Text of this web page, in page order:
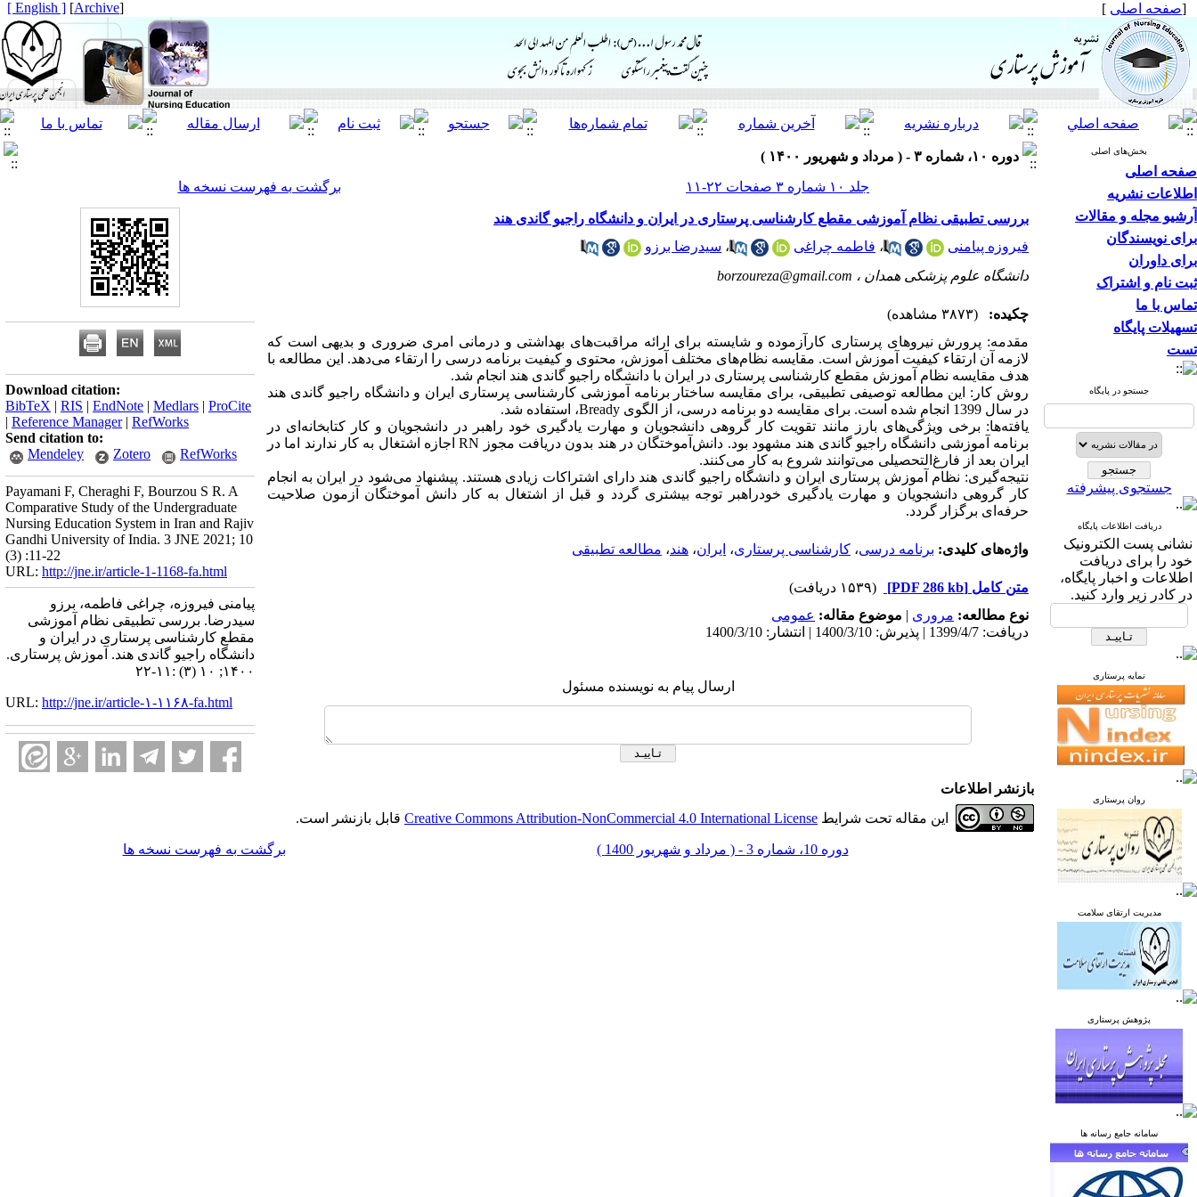
[صفحه اصلی ]
[
Archive
]
[ English ]
بخش‌های اصلی
صفحه اصلی
اطلاعات نشریه
آرشیو مجله و مقالات
برای نویسندگان
برای داوران
ثبت نام و اشتراک
تماس با ما
تسهیلات پایگاه
تست
جستجو در پایگاه
جستجوی پیشرفته
دریافت اطلاعات پایگاه
نشانی پست الکترونیک
خود را برای دریافت
اطلاعات و اخبار پایگاه،
در کادر زیر وارد کنید.
نمایه پرستاری
روان پرستاری
مدیریت ارتقای سلامت
پژوهش پرستاری
سامانه جامع رسانه ها
دوره ۱۰، شماره ۳ - ( مرداد و شهریور ۱۴۰۰ )
جلد ۱۰ شماره ۳ صفحات ۲۲-۱۱
برگشت به فهرست نسخه ها
بررسی تطبیقی نظام آموزشی مقطع کارشناسی پرستاری در ایران و دانشگاه راجیو گاندی هند
فیروزه پیامنی
، فاطمه چراغی ، سیدرضا برزو
دانشگاه علوم پزشکی همدان ، borzoureza@gmail.com
چکیده:
(۳۸۷۳ مشاهده)
مقدمه: پرورش نیروهای پرستاری کارآزموده و شایسته برای ارائه مراقبت‌های بهداشتی و درمانی امری ضروری و بدیهی است که
لازمه آن ارتقاء کیفیت آموزش است. مقایسه نظام‌های مختلف آموزش، محتوی و کیفیت برنامه درسی را ارتقاء می‌دهد. این مطالعه با
هدف مقایسه نظام آموزش مقطع کارشناسی پرستاری در ایران با دانشگاه راجیو گاندی هند انجام شد.
روش کار: این مطالعه توصیفی تطبیقی، برای مقایسه ساختار برنامه آموزشی کارشناسی پرستاری ایران و دانشگاه راجیو گاندی هند
در سال 1399 انجام شده است. برای مقایسه دو برنامه درسی، از الگوی
Bready، استفاده شد.
یافته‌ها: برخی ویژگی‌های بارز مانند تقویت کار گروهی دانشجویان و مهارت یادگیری خود راهبر در دانشجویان و کار کتابخانه‌ای در
برنامه آموزشی دانشگاه راجیو گاندی هند مشهود بود. دانش‌آموختگان در هند بدون دریافت مجوز RNاجازه اشتغال به کار ندارند اما در
ایران بعد از فارغ‌التحصیلی می‌توانند شروع به کار می‌کنند.
نتیجه‌گیری: نظام آموزش پرستاری ایران و دانشگاه راجیو گاندی هند دارای اشتراکات زیادی هستند. پیشنهاد می‌شود در ایران به انجام
کار گروهی دانشجویان و مهارت یادگیری خودراهبر توجه بیشتری گردد و قبل از اشتغال به کار دانش آموختگان آزمون صلاحیت
حرفه‌ای برگزار گردد.
واژه‌های کلیدی: برنامه درسی، کارشناسی پرستاری، ایران، هند، مطالعه تطبیقی
متن کامل [PDF 286 kb]
(۱۵۳۹ دریافت)
نوع مطالعه: مروری | موضوع مقاله: عمومى
دریافت: 1399/4/7 | پذیرش: 1400/3/10 | انتشار: 1400/3/10
ارسال پیام به نویسنده مسئول
Download citation:
BibTeX | RIS | EndNote | Medlars | ProCite
| Reference Manager| RefWorks
Send citation to:
Mendeley
Zotero RefWorks
Payamani F, Cheraghi F, Bourzou S R. A
Comparative Study of the Undergraduate
Nursing Education System in Iran and Rajiv
Gandhi University of India. 3 JNE 2021; 10
(3) :11-22
URL: http://jne.ir/article-1-1168-fa.html
پیامنی فیروزه، چراغی فاطمه، برزو
سیدرضا. بررسی تطبیقی نظام آموزشی
مقطع کارشناسی پرستاری در ایران و
دانشگاه راجیو گاندی هند. آموزش پرستاری.
۱۴۰۰; ۱۰ (۳) :۱۱-۲۲
URL: http://jne.ir/article-۱-۱۱۶۸-fa.html
بازنشر اطلاعات
این مقاله تحت شرایط Creative Commons Attribution-NonCommercial 4.0 International License قابل بازنشر است.
دوره 10، شماره 3 - ( مرداد و شهریور 1400 ) برگشت به فهرست نسخه ها